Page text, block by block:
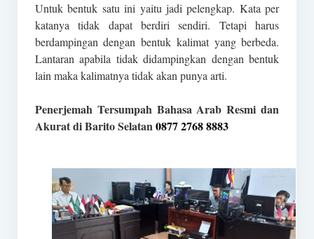
Untuk bentuk satu ini yaitu jadi pelengkap. Kata per
katanya tidak dapat berdiri sendiri. Tetapi harus
berdampingan dengan bentuk kalimat yang berbeda.
Lantaran apabila tidak didampingkan dengan bentuk
lain maka kalimatnya tidak akan punya arti.
Penerjemah Tersumpah Bahasa Arab Resmi dan
Akurat di Barito Selatan0877 2768 8883